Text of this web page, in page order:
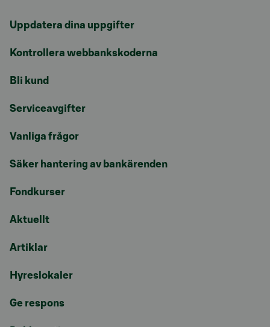
Uppdatera dina uppgifter
Kontrollera webbankskoderna
Bli kund
Serviceavgifter
Vanliga frågor
Säker hantering av bankärenden
Fondkurser
Aktuellt
Artiklar
Hyreslokaler
Ge respons